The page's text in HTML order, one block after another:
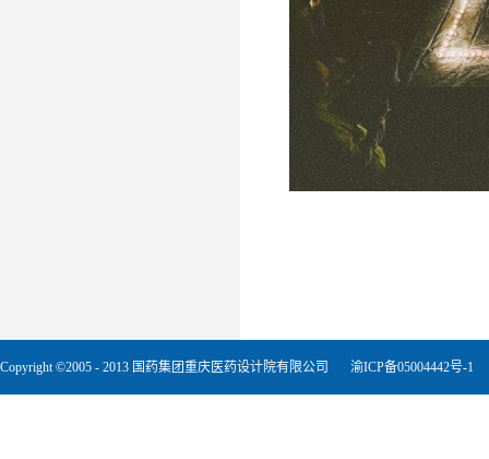
Copyright ©2005 - 2013 国药集团重庆医药设计院有限公司 渝ICP备05004442号-1